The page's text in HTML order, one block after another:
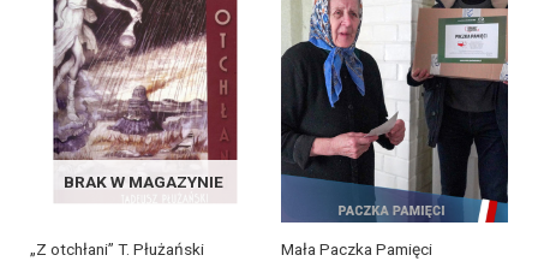
BRAK W MAGAZYNIE
„Z otchłani” T. Płużański Mała Paczka Pamięci